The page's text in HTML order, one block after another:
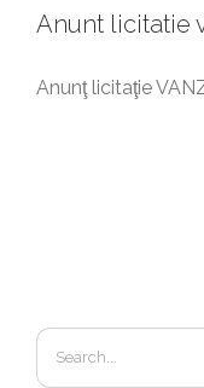
Anunt licitatie
Anunţ licitaţie
Search
for: